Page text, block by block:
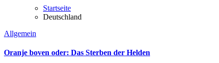
Startseite
Deutschland
Allgemein
Oranje boven oder: Das Sterben der Helden